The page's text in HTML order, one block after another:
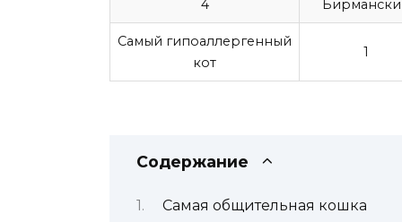
4
Самый гипоаллергенный
кот
1
Содержание
Самая общительная кошка